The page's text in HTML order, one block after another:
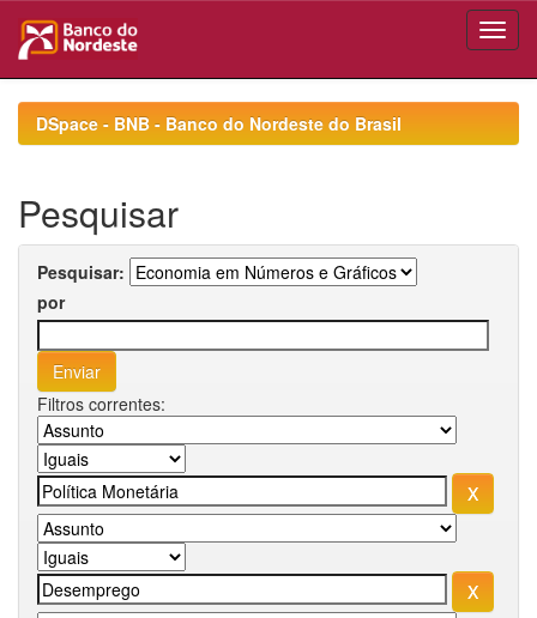
navigationDSpace - BNB - Banco do Nordeste do Brasil
Pesquisar
Pesquisar:
por
Filtros correntes: